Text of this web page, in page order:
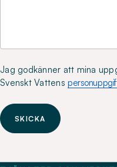
Jag godkänner att mina
Svenskt Vattens
SKICKA